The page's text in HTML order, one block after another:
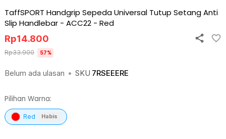
TaffSPORT Handgrip Sepeda Universal Tutup Setang Anti
Slip Handlebar - ACC22 - Red
Belum ada ulasan • SKU 7RSEEERE
Rp14.800
Rp33.900 57%
Pilihan Warna:
Red Habis